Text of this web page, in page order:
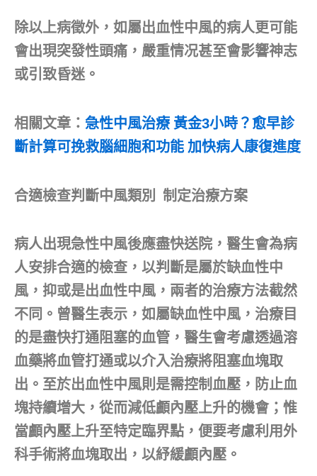
除以上病徵外，如屬出血性中風的病人更可能
會出現突發性頭痛，嚴重情况甚至會影響神志
或引致昏迷。
相關文章： 急性中風治療 黃金3小時？愈早診
斷計算可挽救腦細胞和功能 加快病人康復進度
合適檢查判斷中風類別 制定治療方案
病人出現急性中風後應盡快送院，醫生會為病
人安排合適的檢查，以判斷是屬於缺血性中
風，抑或是出血性中風，兩者的治療方法截然
不同。曾醫生表示，如屬缺血性中風，治療目
的是盡快打通阻塞的血管，醫生會考慮透過溶
血藥將血管打通或以介入治療將阻塞血塊取
出。至於出血性中風則是需控制血壓，防止血
塊持續增大，從而減低顱內壓上升的機會；惟
當顱內壓上升至特定臨界點，便要考慮利用外
科手術將血塊取出，以紓緩顱內壓。